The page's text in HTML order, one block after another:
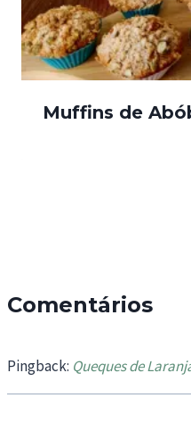
Muffins de
Comentários
Pingback: Queques de